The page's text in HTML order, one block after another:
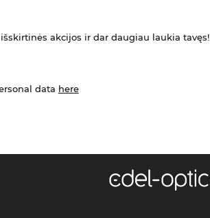
akcijos ir dar daugiau laukia tavęs!
data here